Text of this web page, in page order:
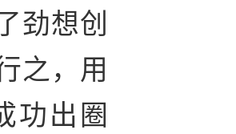
劲想创
之，用
功出圈